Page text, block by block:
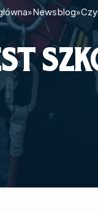
»Newsblog»